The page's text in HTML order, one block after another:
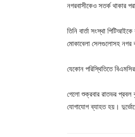
নগরবাসীকেও সতর্ক থাকার
তিনি বার্তা সংস্থা
মোকাবেলা সেলগুলোসহ নগর
যেকোন পরিস্থিতিতে
গেলো শুক্রবার রাতভর প্রবল
যোগাযোগ ব্যাহত হয়।